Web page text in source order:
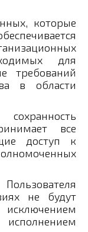
которые
для
требований
в области
все
доступ к
не будут